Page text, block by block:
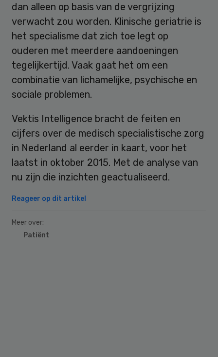
dan alleen op basis van de vergrijzing
verwacht zou worden. Klinische geriatrie is
het specialisme dat zich toe legt op
ouderen met meerdere aandoeningen
tegelijkertijd. Vaak gaat het om een
combinatie van lichamelijke, psychische en
sociale problemen.
Vektis Intelligence bracht de feiten en
cijfers over de medisch specialistische zorg
in Nederland al eerder in kaart, voor het
laatst in oktober 2015. Met de analyse van
nu zijn die inzichten geactualiseerd.
Reageer op dit artikel
Meer over:
Patiënt